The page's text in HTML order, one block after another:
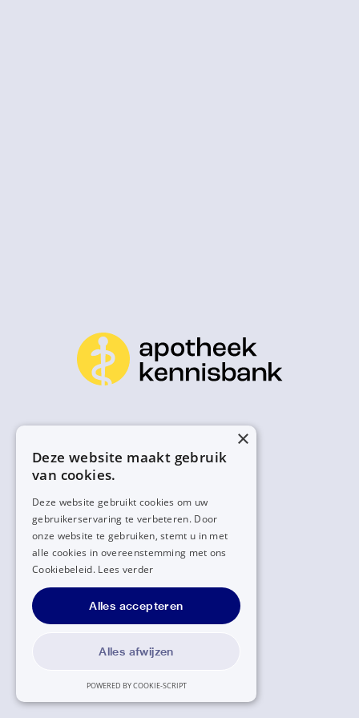
×
Deze website maakt gebruik
van cookies.
Deze website gebruikt cookies om uw
gebruikerservaring te verbeteren. Door
onze website te gebruiken, stemt u in met
alle cookies in overeenstemming met ons
Cookiebeleid. Lees verder
Alles accepteren
Alles afwijzen
POWERED BY COOKIE-SCRIPT